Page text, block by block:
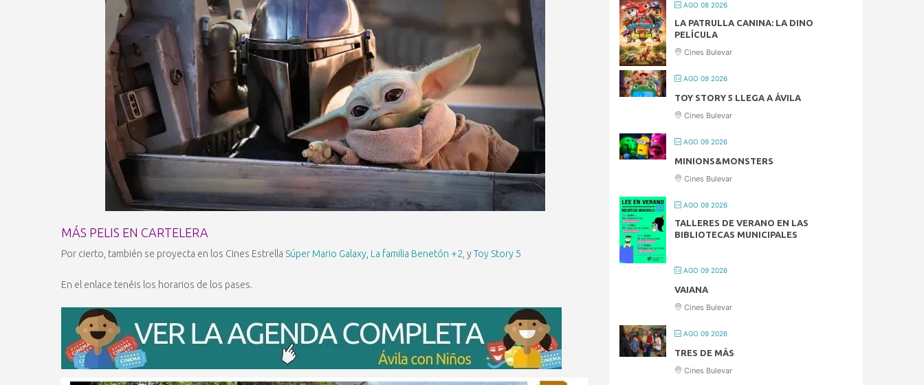
MÁS PELIS EN CARTELERA
Por cierto, también se proyecta en los Cines Estrella Súper Mario Galaxy La familia Benetón +2 , yToy Story 5
En el enlace tenéis los horarios de los pases.
AGO 08 2026
LA PATRULLA CANINA: LA DINO
PELÍCULA
Cines Bulevar
AGO 09 2026
TOY STORY 5 LLEGA A ÁVILA
Cines Bulevar
AGO 09 2026
MINIONS&MONSTERS
Cines Bulevar
AGO 09 2026
TALLERES DE VERANO EN LAS
BIBLIOTECAS MUNICIPALES
AGO 09 2026
VAIANA
Cines Bulevar
AGO 09 2026
TRES DE MÁS
Cines Bulevar